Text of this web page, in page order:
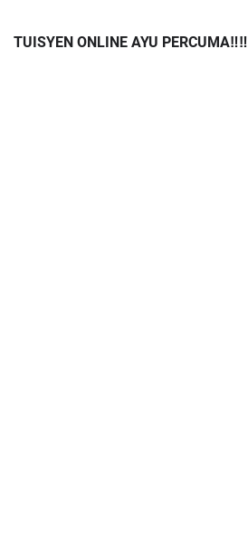
TUISYEN ONLINE AYU PERCUMA‼️‼️